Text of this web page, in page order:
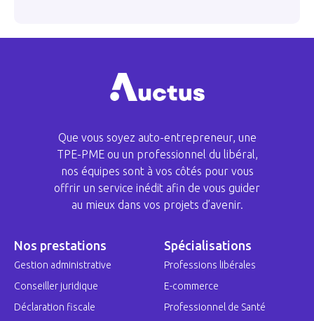
Que vous soyez auto-entrepreneur, une
TPE-PME ou un professionnel du libéral,
nos équipes sont à vos côtés pour vous
offrir un service inédit afin de vous guider
au mieux dans vos projets d’avenir.
Nos prestations
Gestion administrative
Conseiller juridique
Déclaration fiscale
Spécialisations
Professions libérales
E-commerce
Professionnel de Santé